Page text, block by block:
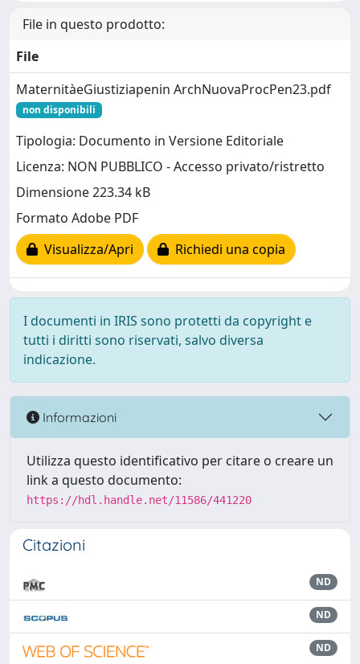
File in questo prodotto:
File
MaternitàeGiustiziapenin ArchNuovaProcPen23.pdf
non disponibili
Tipologia: Documento in Versione Editoriale
Licenza: NON PUBBLICO - Accesso privato/ristretto
Dimensione 223.34 kB
Formato Adobe PDF
Visualizza/Apri
Richiedi una copia
I documenti in IRIS sono protetti da copyright e
tutti i diritti sono riservati, salvo diversa
indicazione.
Informazioni
Utilizza questo identificativo per citare o creare un
link a questo documento:
https://hdl.handle.net/11586/441220
Citazioni
ND
ND
ND